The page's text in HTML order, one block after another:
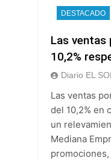
DESTACADO
Las ventas
10,2%
Diario EL SOL
Las ventas
del 10,2% en
un
Mediana